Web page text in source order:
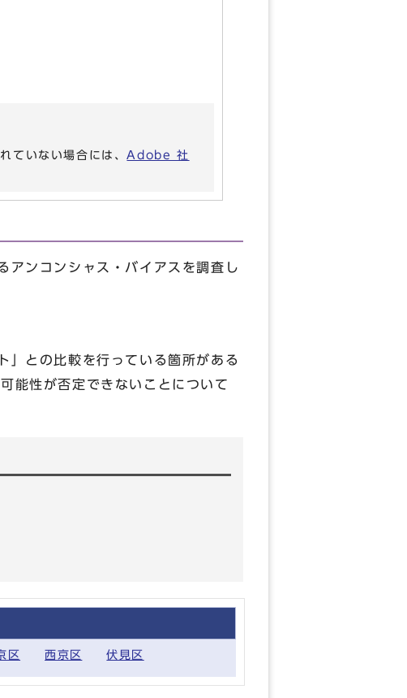
ていない場合には、Adobe 社
ンコンシャス・バイアスを調査し
との比較を行っている箇所がある
能性が否定できないことについて
区 西京区 伏見区